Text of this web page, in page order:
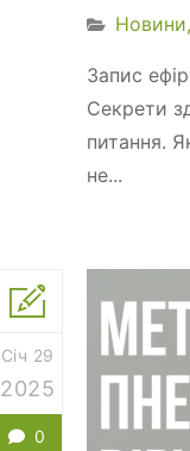
Новини
Запис
Секрети
питання.
не...
Січ 29
2025
0